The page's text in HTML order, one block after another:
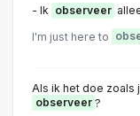
- Ik observeer
I'm just here to
Als ik het doe zoals
observeer ?